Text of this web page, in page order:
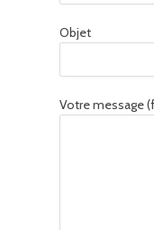
Objet
Votre message